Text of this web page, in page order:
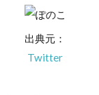
出典元：
Twitter